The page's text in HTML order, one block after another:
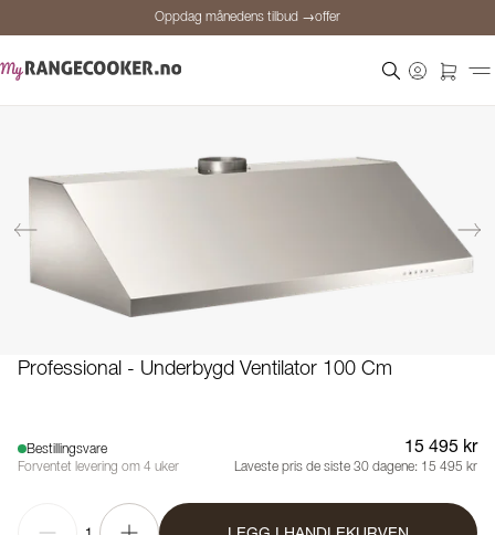
Oppdag månedens tilbud →offer
Personlig rådgivning
Professional - Underbygd Ventilator 100 Cm
Bestillingsvare
Forventet levering om 4 uker
15 495 kr
Laveste pris de siste 30 dagene: 15 495 kr